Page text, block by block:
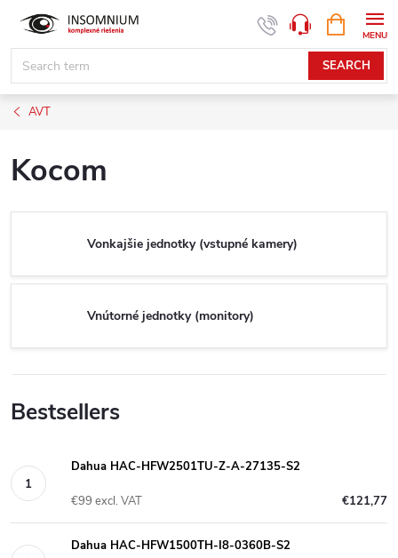
content
SEARCH
CART
AVT
Kocom
Vonkajšie jednotky (vstupné kamery)
Vnútorné jednotky (monitory)
Bestsellers
Dahua HAC-HFW2501TU-Z-A-27135-S2
€121,77
€99 excl. VAT
Dahua HAC-HFW1500TH-I8-0360B-S2
www.insomnium.sk - Chat